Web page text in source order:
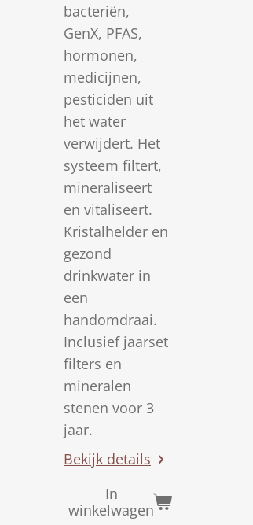
bacteriën,
GenX, PFAS,
hormonen,
medicijnen,
pesticiden uit
het water
verwijdert. Het
systeem filtert,
mineraliseert
en vitaliseert.
Kristalhelder en
gezond
drinkwater in
een
handomdraai.
Inclusief jaarset
filters en
mineralen
stenen voor 3
jaar.
Bekijk details
In
winkelwagen